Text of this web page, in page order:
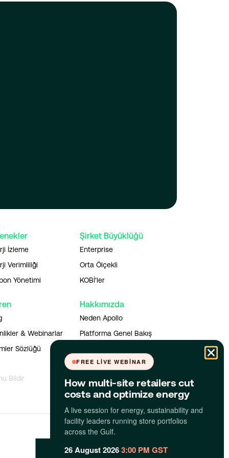
İzleme
Verimliliği
Yönetimi
Şirket Büyüklüğü
Enterprise
Orta Ölçekli
KOBİ'ler
& Webinarlar
Sözlüğü
Hakkımızda
Neden Apollo
Platforma Genel Bakış
Bildir
FREE LIVE WEBINAR
How multi-site retailers cut
costs and optimize energy
A live session for energy, sustainability and
facility leaders running store portfolios
across the Gulf.
26 August 2026·3:00 PM GST